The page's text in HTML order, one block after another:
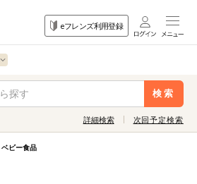
eフレンズ利用登録
検索
目的
から探す
すべて
詳細検索
さい。全項目に条件を指定しなくて
む
次回予定検索
ベビー食品